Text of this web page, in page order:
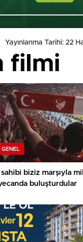
Yayınlanma Tarihi: 22
filmi
GENEL
sahibi biziz marşıyla
buluşturdular